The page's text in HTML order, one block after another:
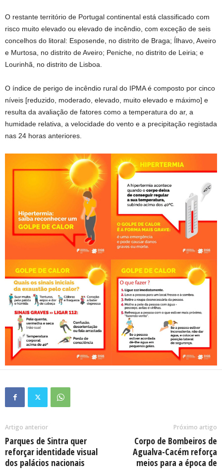
O restante território de Portugal continental está classificado com
risco muito elevado ou elevado de incêndio, com exceção de seis
concelhos do litoral: Esposende, no distrito de Braga; Ílhavo, Aveiro
e Murtosa, no distrito de Aveiro; Peniche, no distrito de Leiria; e
Lourinhã, no distrito de Lisboa.
O índice de perigo de incêndio rural do IPMA é composto por cinco
níveis [reduzido, moderado, elevado, muito elevado e máximo] e
resulta da avaliação de fatores como a temperatura do ar, a
humidade relativa, a velocidade do vento e a precipitação registada
nas 24 horas anteriores.
Artigo anterior
Parques de Sintra quer
reforçar identidade visual
dos palácios nacionais
Próximo artigo
Corpo de Bombeiros de
Agualva-Cacém reforça
meios para a época de